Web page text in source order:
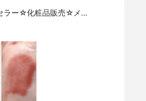
ラー☆化粧品販売☆メ…